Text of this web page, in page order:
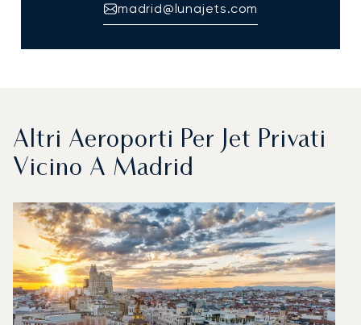
madrid@lunajets.com
Altri Aeroporti Per Jet Privati
Vicino A Madrid